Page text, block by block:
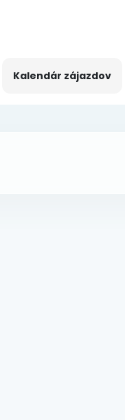
Kalendár zájazdov